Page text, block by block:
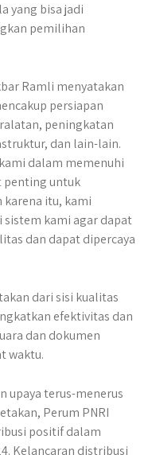
yang bisa jadi
pemilihan
Ramli menyatakan
persiapan
peningkatan
dan lain-lain.
dalam memenuhi
penting untuk
karena itu, kami
sistem kami agar dapat
dan dapat dipercaya
dari sisi kualitas
efektivitas dan
dan dokumen
waktu.
upaya terus-menerus
Perum PNRI
positif dalam
Kelancaran distribusi